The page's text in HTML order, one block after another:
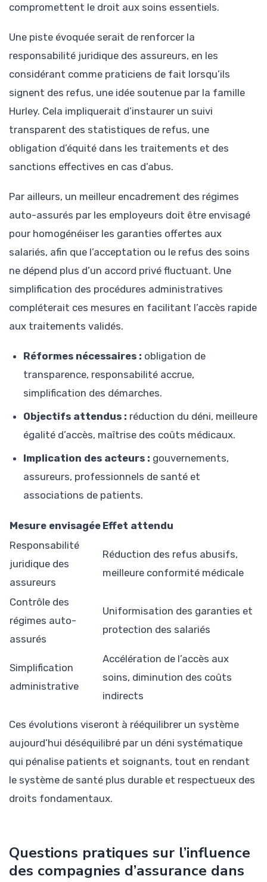
compromettent le droit aux soins essentiels.
Une piste évoquée serait de renforcer la
responsabilité juridique des assureurs, en les
considérant comme praticiens de fait lorsqu’ils
signent des refus, une idée soutenue par la famille
Hurley. Cela impliquerait d’instaurer un suivi
transparent des statistiques de refus, une
obligation d’équité dans les traitements et des
sanctions effectives en cas d’abus.
Par ailleurs, un meilleur encadrement des régimes
auto-assurés par les employeurs doit être envisagé
pour homogénéiser les garanties offertes aux
salariés, afin que l’acceptation ou le refus des soins
ne dépend plus d’un accord privé fluctuant. Une
simplification des procédures administratives
compléterait ces mesures en facilitant l’accès rapide
aux traitements validés.
Réformes nécessaires : obligation de
transparence, responsabilité accrue,
simplification des démarches.
Objectifs attendus : réduction du déni, meilleure
égalité d’accès, maîtrise des coûts médicaux.
Implication des acteurs : gouvernements,
assureurs, professionnels de santé et
associations de patients.
Mesure envisagée Effet attendu
Responsabilité
juridique des
assureurs
Réduction des refus abusifs,
meilleure conformité médicale
Contrôle des
régimes auto-
assurés
Uniformisation des garanties et
protection des salariés
Simplification
administrative
Accélération de l’accès aux
soins, diminution des coûts
indirects
Ces évolutions viseront à rééquilibrer un système
aujourd’hui déséquilibré par un déni systématique
qui pénalise patients et soignants, tout en rendant
le système de santé plus durable et respectueux des
droits fondamentaux.
Questions pratiques sur l’influence
des compagnies d’assurance dans